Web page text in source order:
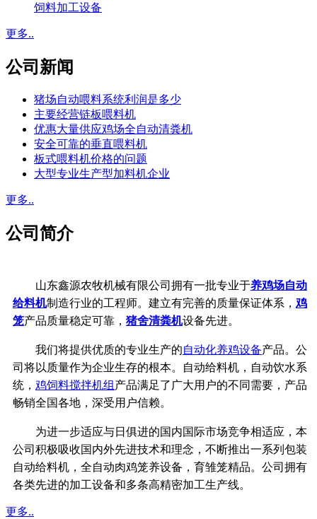
饲料加工设备
更多..
公司新闻
猪场自动喂料系统利润是多少
主要经营链板喂料机
优惠大量供应鸡场全自动清粪机
安全可靠的垂直喂料机
板式喂料机价格的问题
大型专业生产型加料机企业
更多..
公司简介
山东鑫源农牧机械有限公司拥有一批专业于养鸡场自动
给料机制造行业的工程师。建立有完善的质量保证体系， 鸡
笼产品质量稳定可靠， 猪舍清粪机设备先进。
我们将提供优质的专业生产的自动化养鸡设备产品。公
司将以质量作为企业生存的根本。自动给料机，自动饮水系
统， 鸡饲料搅拌机组 产品满足了广大用户的不同需要，产品
畅销全国各地，深受用户信赖。
为进一步适应与日俱进的国内国际市场竞争相适应，本
公司积极吸收国内外先进技术和理念，不断推出一系列包装
自动给料机，全自动肉鸡笼养设备，育雏笼精品。公司拥有
各类先进的加工设备和多条高精密加工生产线。
更多..